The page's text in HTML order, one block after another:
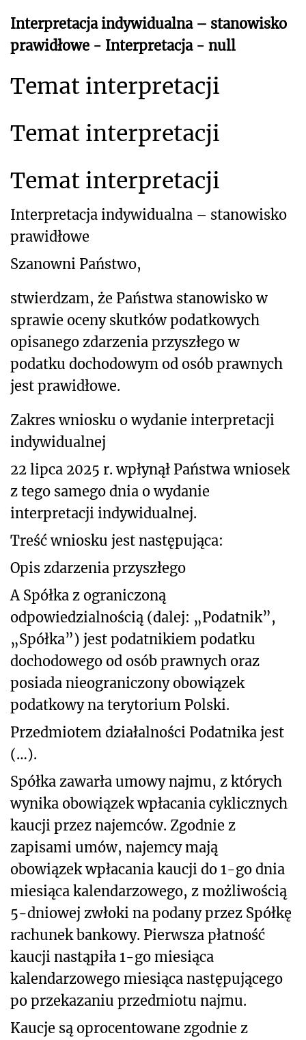
Interpretacja indywidualna – stanowisko
prawidłowe - Interpretacja - null
Temat interpretacji
Temat interpretacji
Temat interpretacji
Interpretacja indywidualna – stanowisko
prawidłowe
Szanowni Państwo,
stwierdzam, że Państwa stanowisko w
sprawie oceny skutków podatkowych
opisanego zdarzenia przyszłego w
podatku dochodowym od osób prawnych
jest prawidłowe.
Zakres wniosku o wydanie interpretacji
indywidualnej
22 lipca 2025 r. wpłynął Państwa wniosek
z tego samego dnia o wydanie
interpretacji indywidualnej.
Treść wniosku jest następująca:
Opis zdarzenia przyszłego
A Spółka z ograniczoną
odpowiedzialnością (dalej: „Podatnik”,
„Spółka”) jest podatnikiem podatku
dochodowego od osób prawnych oraz
posiada nieograniczony obowiązek
podatkowy na terytorium Polski.
Przedmiotem działalności Podatnika jest
(…).
Spółka zawarła umowy najmu, z których
wynika obowiązek wpłacania cyklicznych
kaucji przez najemców. Zgodnie z
zapisami umów, najemcy mają
obowiązek wpłacania kaucji do 1-go dnia
miesiąca kalendarzowego, z możliwością
5-dniowej zwłoki na podany przez Spółkę
rachunek bankowy. Pierwsza płatność
kaucji nastąpiła 1-go miesiąca
kalendarzowego miesiąca następującego
po przekazaniu przedmiotu najmu.
Kaucje są oprocentowane zgodnie z